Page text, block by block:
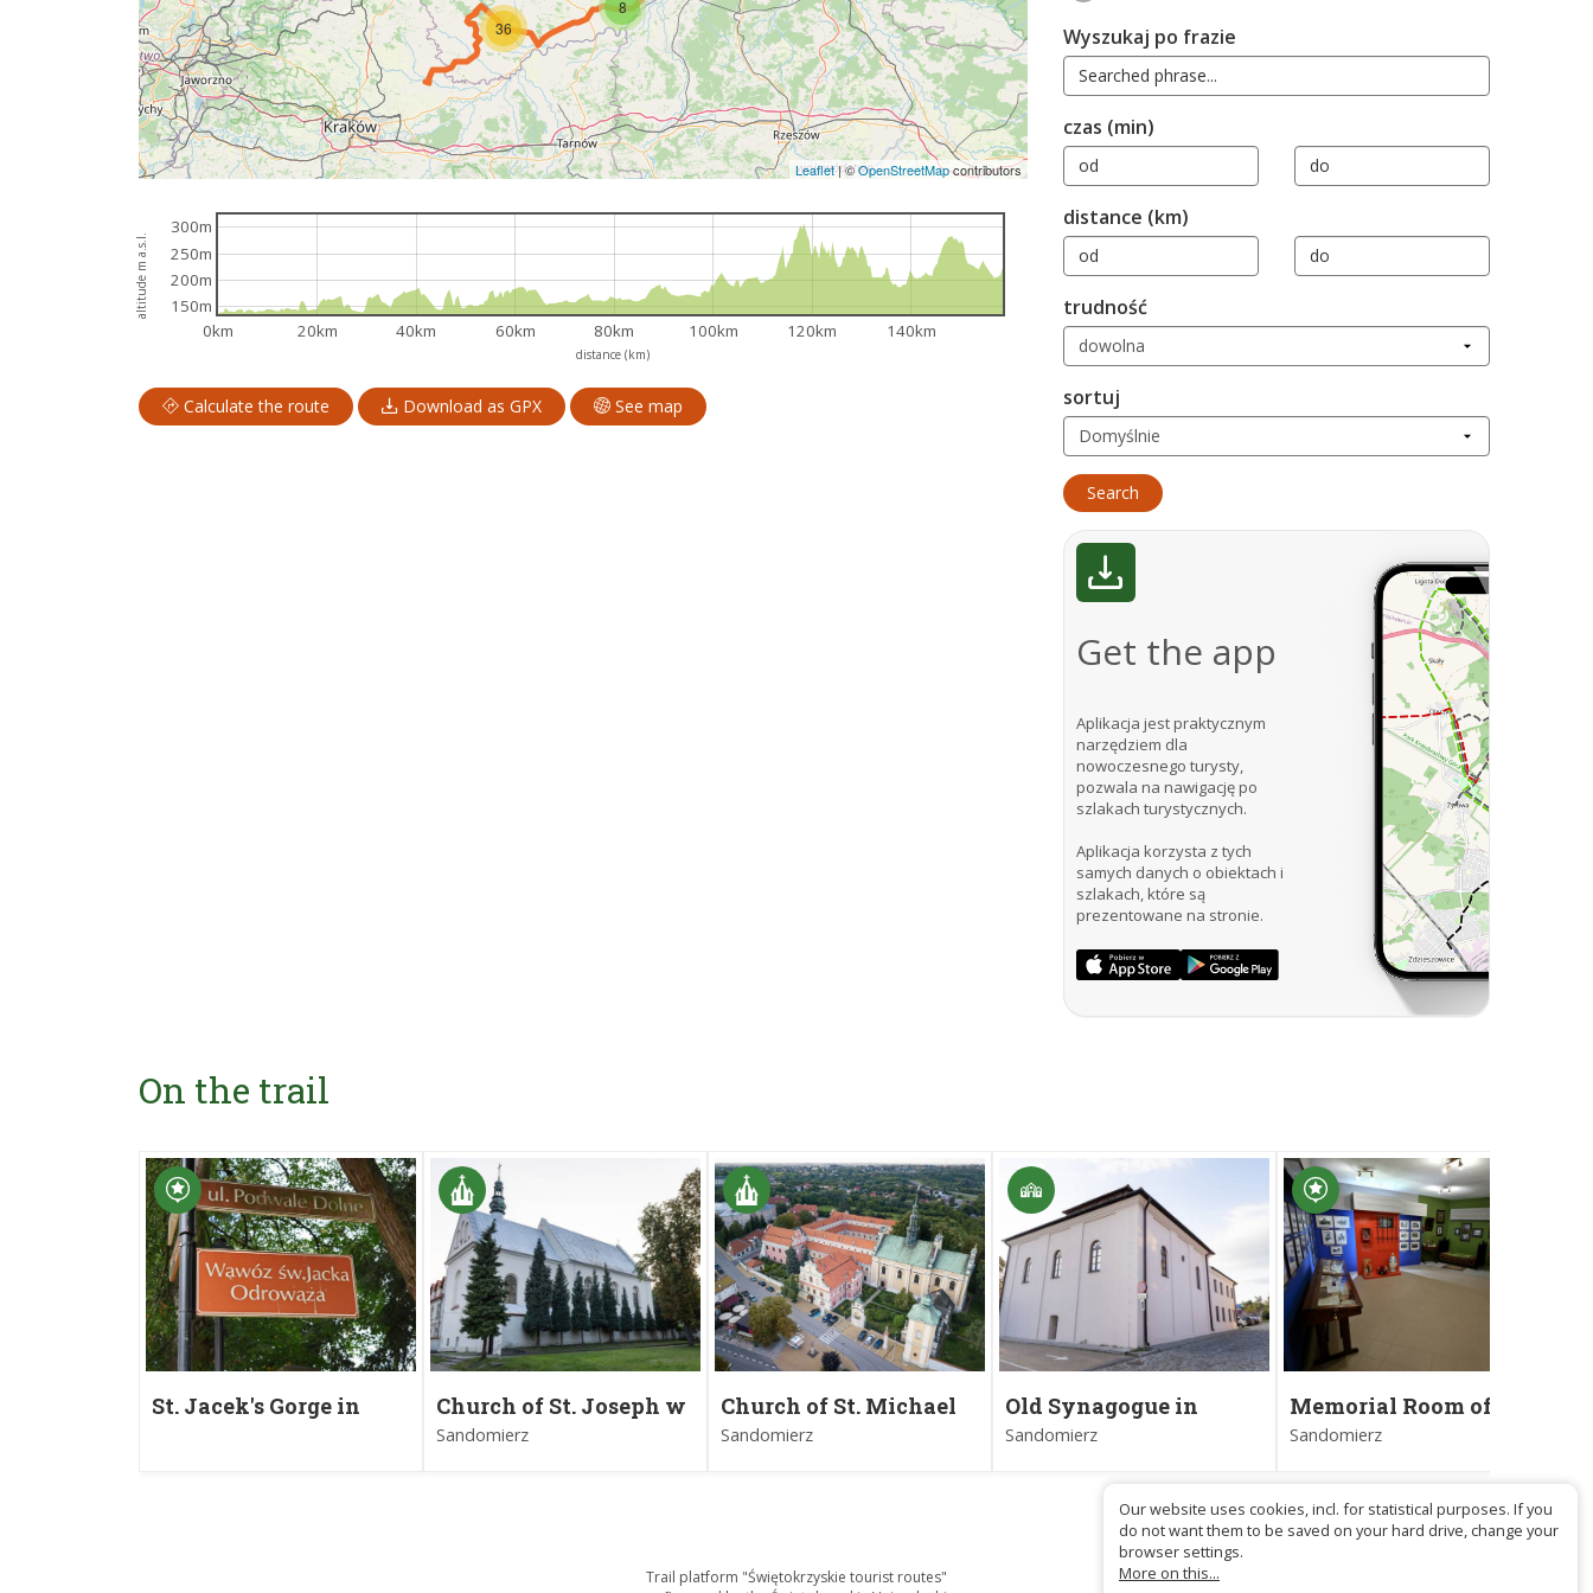
36
8
Leaflet|©OpenStreetMapcontributors
distance (km)
altitude m a.s.l.
0km 20km 40km 60km 80km 100km 120km 140km
150m
200m
250m
300m
Calculate the route Download as GPX See map
Wyszukaj po frazie
czas (min)
distance (km)
trudność
sortuj
Get the app
Aplikacja jest praktycznym
narzędziem dla
nowoczesnego turysty,
pozwala na nawigację po
szlakach turystycznych.
Aplikacja korzysta z tych
samych danych o obiektach i
szlakach, które są
prezentowane na stronie.
On the trail
St. Jacek's Gorge in Church of St. Joseph w
Sandomierzu
Sandomierz
Church of St. Michael
the Archangel in
Sandomierz
Sandomierz
Old Synagogue in
Sandomierz
Sandomierz
Memorial Room of
Father Antoni Rewera
Sandomierz
Trail platform "Świętokrzyskie tourist routes"
Our website uses cookies, incl. for statistical purposes. If you
do not want them to be saved on your hard drive, change your
browser settings.
More on this...